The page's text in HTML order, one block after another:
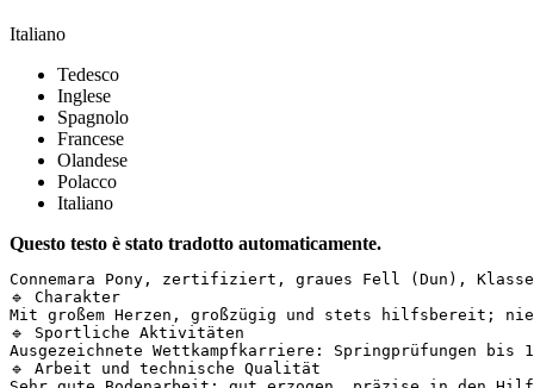
Italiano
Tedesco
Inglese
Spagnolo
Francese
Olandese
Polacco
Italiano
Questo testo è stato tradotto automaticamente.
Connemara Pony, zertifiziert, graues Fell (Dun),
🔹 Charakter
Mit großem Herzen, großzügig und stets hilfsbereit;
🔹 Sportliche Aktivitäten
Ausgezeichnete Wettkampfkarriere: Springprüfungen
🔹 Arbeit und technische Qualität